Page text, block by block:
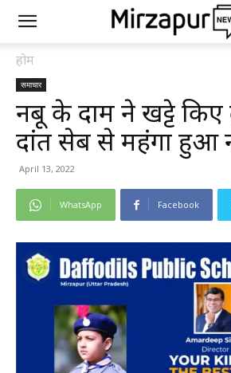
होम
समाचार
नींबू के दाम ने खट्टे
दांत सेब से महंगा हुआ
April 13, 2022
WhatsApp Facebook